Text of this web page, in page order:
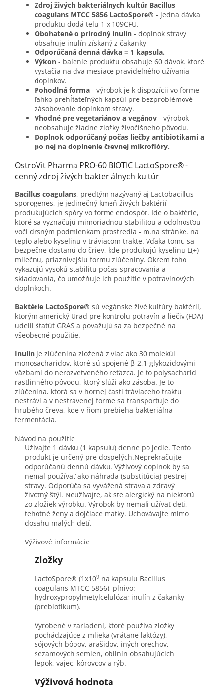
Zdroj živých bakteriálnych kultúr Bacillus
coagulans MTCC 5856 LactoSpore® - jedna dávka
produktu dodá telu 1 x 109CFU.
Obohatené o prírodný inulín - doplnok stravy
obsahuje inulín získaný z čakanky.
Odporúčaná denná dávka = 1 kapsula.
Výkon - balenie produktu obsahuje 60 dávok, ktoré
vystačia na dva mesiace pravidelného užívania
doplnkov.
Pohodlná forma - výrobok je k dispozícii vo forme
ľahko prehĺtateľných kapsúl pre bezproblémové
zásobovanie doplnkom stravy.
Vhodné pre vegetariánov a vegánov - výrobok
neobsahuje žiadne zložky živočíšneho pôvodu.
Doplnok odporúčaný počas liečby antibiotikami a
po nej na doplnenie črevnej mikroflóry.
OstroVit Pharma PRO-60 BIOTIC LactoSpore® -
cenný zdroj živých bakteriálnych kultúr
Bacillus coagulans, predtým nazývaný aj Lactobacillus
sporogenes, je jedinečný kmeň živých baktérií
produkujúcich spóry vo forme endospór. Ide o baktérie,
ktoré sa vyznačujú mimoriadnou stabilitou a odolnosťou
voči drsným podmienkam prostredia - m.na stránke. na
teplo alebo kyselinu v tráviacom trakte. Vďaka tomu sa
bezpečne dostanú do čriev, kde produkujú kyselinu L(+)
mliečnu, priaznivejšiu formu zlúčeniny. Okrem toho
vykazujú vysokú stabilitu počas spracovania a
skladovania, čo umožňuje ich použitie v potravinových
doplnkoch.
Baktérie LactoSpore® sú vegánske živé kultúry baktérií,
ktorým americký Úrad pre kontrolu potravín a liečiv (FDA)
udelil štatút GRAS a považujú sa za bezpečné na
všeobecné použitie.
Inulín je zlúčenina zložená z viac ako 30 molekúl
monosacharidov, ktoré sú spojené β-2,1-glykozidovými
väzbami do nerozvetveného reťazca. Je to polysacharid
rastlinného pôvodu, ktorý slúži ako zásoba. Je to
zlúčenina, ktorá sa v hornej časti tráviaceho traktu
nestrávi a v nestrávenej forme sa transportuje do
hrubého čreva, kde v ňom prebieha bakteriálna
fermentácia.
Návod na použitie
Užívajte 1 dávku (1 kapsulu) denne po jedle. Tento
produkt je určený pre dospelých.Neprekračujte
odporúčanú dennú dávku. Výživový doplnok by sa
nemal používať ako náhrada (substitúcia) pestrej
stravy. Odporúča sa vyvážená strava a zdravý
životný štýl. Neužívajte, ak ste alergický na niektorú
zo zložiek výrobku. Výrobok by nemali užívať deti,
tehotné ženy a dojčiace matky. Uchovávajte mimo
dosahu malých detí.
Výživové informácie
Zložky
LactoSpore® (1x109 na kapsulu Bacillus
coagulans MTCC 5856), plnivo:
hydroxypropylmetylcelulóza; inulín z čakanky
(prebiotikum).
Vyrobené v zariadení, ktoré používa zložky
pochádzajúce z mlieka (vrátane laktózy),
sójových bôbov, arašidov, iných orechov,
sezamových semien, obilnín obsahujúcich
lepok, vajec, kôrovcov a rýb.
Výživová hodnota